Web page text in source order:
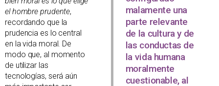
malamente una
parte relevante
de la cultura y de
las conductas de
la vida humana
moralmente
cuestionable, al
el hombre prudente,
recordando que la
prudencia es lo central
en la vida moral. De
modo que, al momento
de utilizar las
tecnologías, será aún